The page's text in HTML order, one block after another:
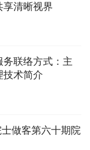
享清晰视界
联络方式：主
技术简介
做客第六十期院